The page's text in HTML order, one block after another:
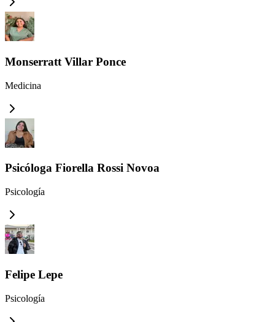
Monserratt Villar Ponce
Medicina
Psicóloga Fiorella Rossi Novoa
Psicología
Felipe Lepe
Psicología